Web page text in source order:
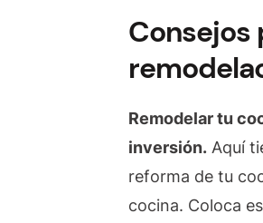
Consejos
Remodelar tu
inversión. Aquí
reforma de tu
cocina. Coloca